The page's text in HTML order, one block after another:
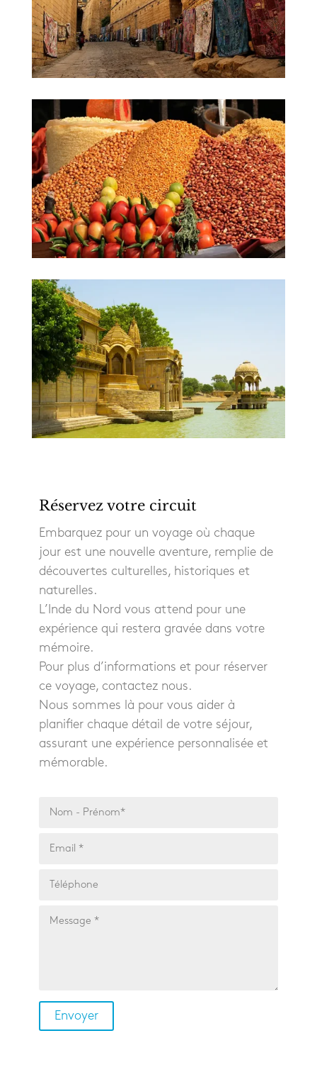
Réservez votre circuit
Embarquez pour un voyage où chaque
jour est une nouvelle aventure, remplie de
découvertes culturelles, historiques et
naturelles.
L’Inde du Nord vous attend pour une
expérience qui restera gravée dans votre
mémoire.
Pour plus d’informations et pour réserver
ce voyage, contactez nous.
Nous sommes là pour vous aider à
planifier chaque détail de votre séjour,
assurant une expérience personnalisée et
mémorable.